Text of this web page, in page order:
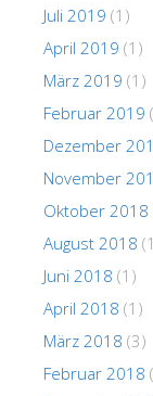
Juli 2019 (1)
April 2019 (1)
März 2019 (1)
Februar 2019
Dezember
November
Oktober 2018
August 2018
Juni 2018 (1)
April 2018 (1)
März 2018 (3)
Februar 2018